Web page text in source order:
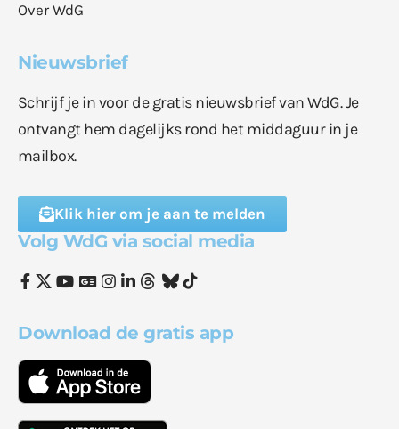
Over WdG
Nieuwsbrief
Schrijf je in voor de gratis nieuwsbrief van WdG. Je
ontvangt hem dagelijks rond het middaguur in je
mailbox.
Klik hier om je aan te melden
Volg WdG via social media
Download de gratis app